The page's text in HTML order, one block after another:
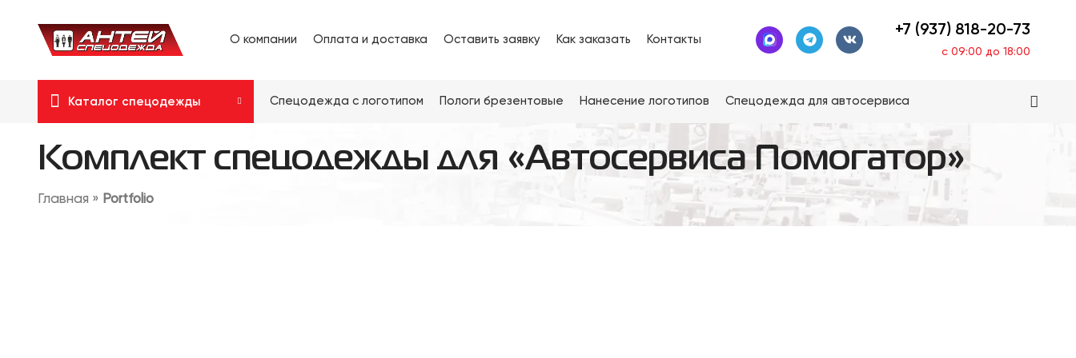
О компании Оплата и доставка Оставить заявку Как заказать Контакты
+7 (937) 818-20-73
с 09:00 до 18:00
Каталог спецодежды Спецодежда с логотипом Пологи брезентовые Нанесение логотипов Спецодежда для автосервиса
Комплект спецодежды для «Автосервиса Помогатор»
Главная » Portfolio